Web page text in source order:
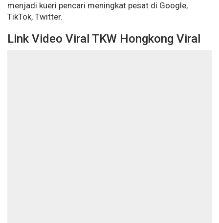
menjadi kueri pencari meningkat pesat di Google,
TikTok, Twitter.
Link Video Viral TKW Hongkong Viral